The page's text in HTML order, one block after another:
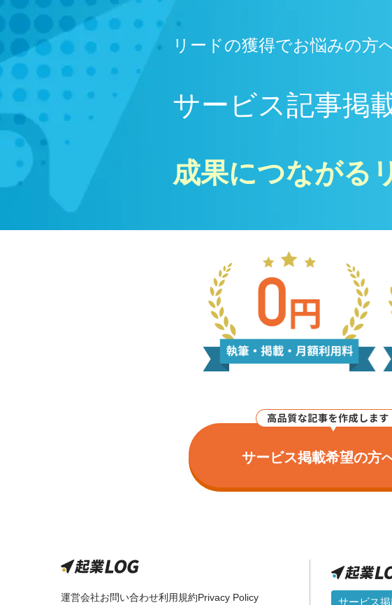
リードの獲得でお悩みの方
サービス記事掲
成果につながる
サービス掲載希望の方
運営会社お問い合わせ利用規約Privacy Policy サービス